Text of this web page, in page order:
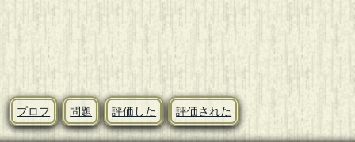
プロフ 問題 評価した 評価された